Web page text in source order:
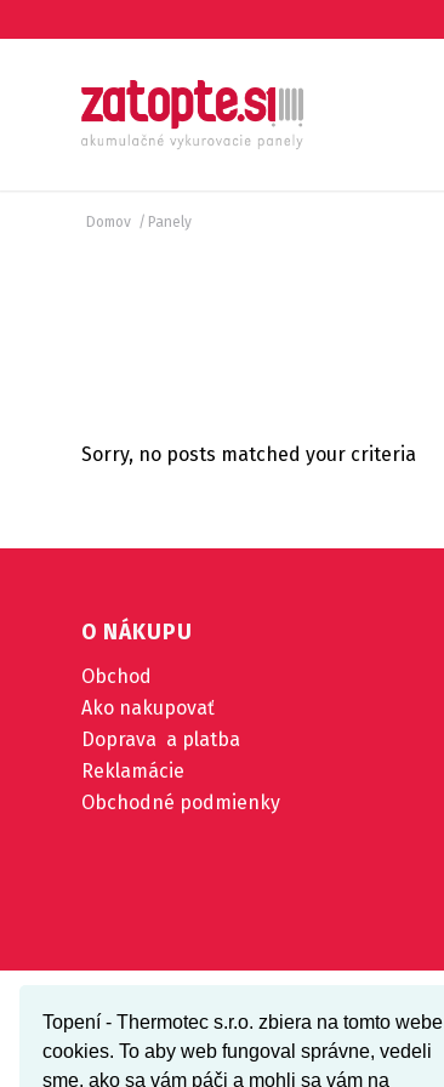
Topení - Thermotec s.r.o. zbiera na tomto webe
cookies. To aby web fungoval správne, vedeli
sme, ako sa vám páči a mohli sa vám na
Domov / Panely
Sorry, no posts matched your criteria
O NÁKUPU
Obchod
Ako nakupovať
Doprava a platba
Reklamácie
Obchodné podmienky